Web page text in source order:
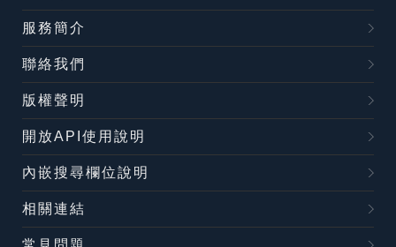
服務簡介
聯絡我們
版權聲明
開放API使用說明
內嵌搜尋欄位說明
相關連結